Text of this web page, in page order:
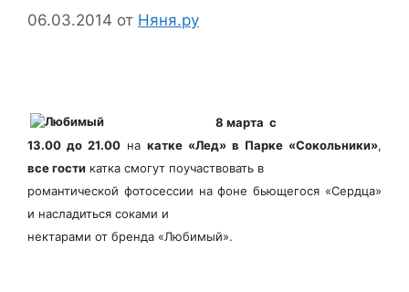
06.03.2014 от Няня.ру
8 марта с
13.00 до 21.00 на катке «Лед» в Парке «Сокольники»,
все гости катка смогут поучаствовать в
романтической фотосессии на фоне бьющегося «Сердца»
и насладиться соками и
нектарами от бренда «Любимый».